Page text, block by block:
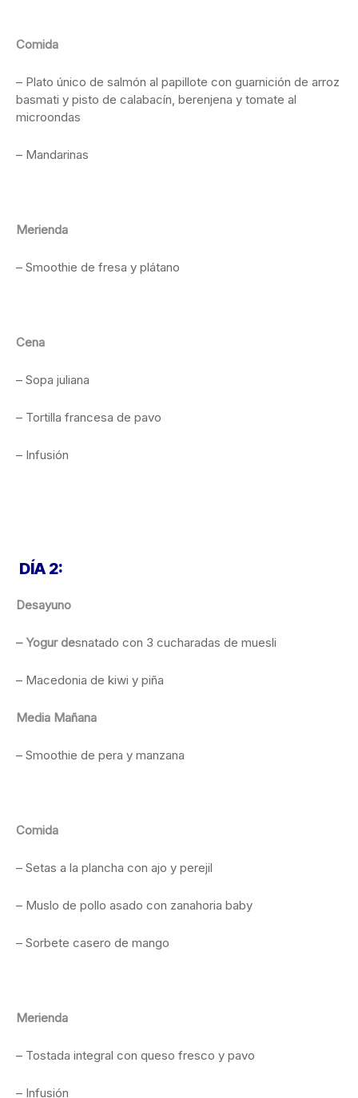
Comida
– Plato único de salmón al papillote con guarnición de arroz
basmati y pisto de calabacín, berenjena y tomate al
microondas
– Mandarinas
Merienda
– Smoothie de fresa y plátano
Cena
– Sopa juliana
– Tortilla francesa de pavo
– Infusión
DÍA 2:
Desayuno
– Yogur desnatado con 3 cucharadas de muesli
– Macedonia de kiwi y piña
Media Mañana
– Smoothie de pera y manzana
Comida
– Setas a la plancha con ajo y perejil
– Muslo de pollo asado con zanahoria baby
– Sorbete casero de mango
Merienda
– Tostada integral con queso fresco y pavo
– Infusión